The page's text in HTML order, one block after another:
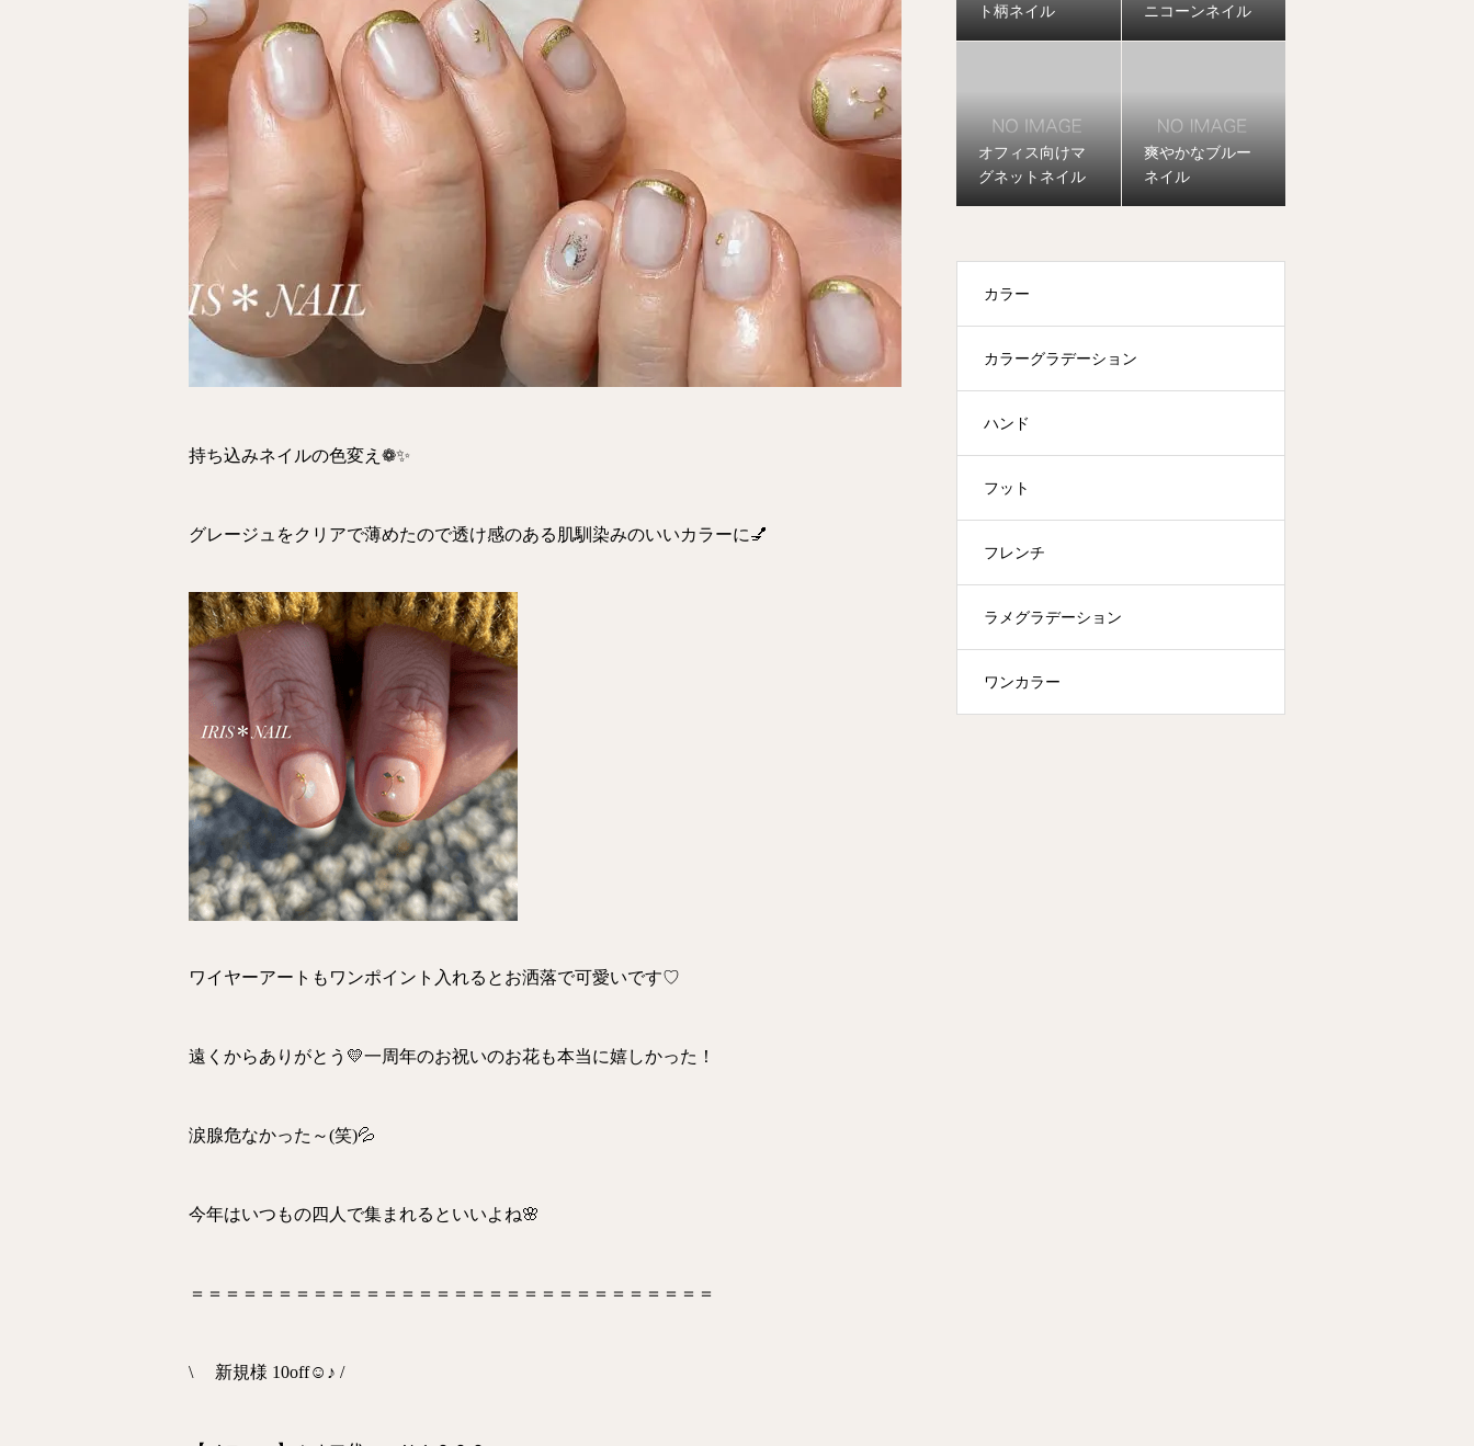
持ち込みネイルの色変え❁✨
グレージュをクリアで薄めたので透け感のある肌馴染みのいいカラーに💅
ワイヤーアートもワンポイント入れるとお洒落で可愛いです♡
遠くからありがとう💛一周年のお祝いのお花も本当に嬉しかった！
涙腺危なかった～(笑)💦
今年はいつもの四人で集まれるといいよね🌸
＝＝＝＝＝＝＝＝＝＝＝＝＝＝＝＝＝＝＝＝＝＝＝＝＝＝＝＝＝＝
\ 新規様 10off☺♪ /
ト柄ネイル
ニコーンネイル
オフィス向けマ
グネットネイル
爽やかなブルー
ネイル
カラー
カラーグラデーション
ハンド
フット
フレンチ
ラメグラデーション
ワンカラー